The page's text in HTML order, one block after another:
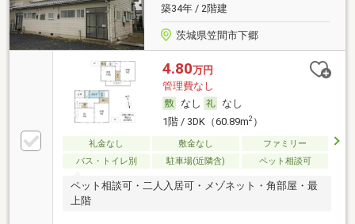
築34年 / 2階建
茨城県笠間市下郷
4.80万円
管理費なし
なし
なし
1階 / 3DK（60.89m2）
礼金なし 敷金なし
ファミリー
バス・トイレ別
駐車場(近隣含) ペット相談可
ペット相談可・二人入居可・メゾネット・角部屋・最
上階